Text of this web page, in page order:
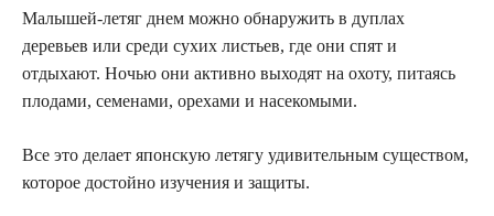
Малышей-летяг днем можно обнаружить в дуплах
деревьев или среди сухих листьев, где они спят и
отдыхают. Ночью они активно выходят на охоту, питаясь
плодами, семенами, орехами и насекомыми.
Все это делает японскую летягу удивительным существом,
которое достойно изучения и защиты.